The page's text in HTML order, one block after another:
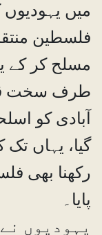
میں
فلسطین
مسلح کر کے
طرف سخت
آبادی کو
گیا، یہاں
رکھنا بھی
پایا۔
یہودیوں